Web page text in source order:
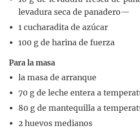
levadura seca de panadero—
1 cucharadita de azúcar
100 g de harina de fuerza
Para la masa
la masa de arranque
70 g de leche entera a
80 g de mantequilla a
2 huevos medianos